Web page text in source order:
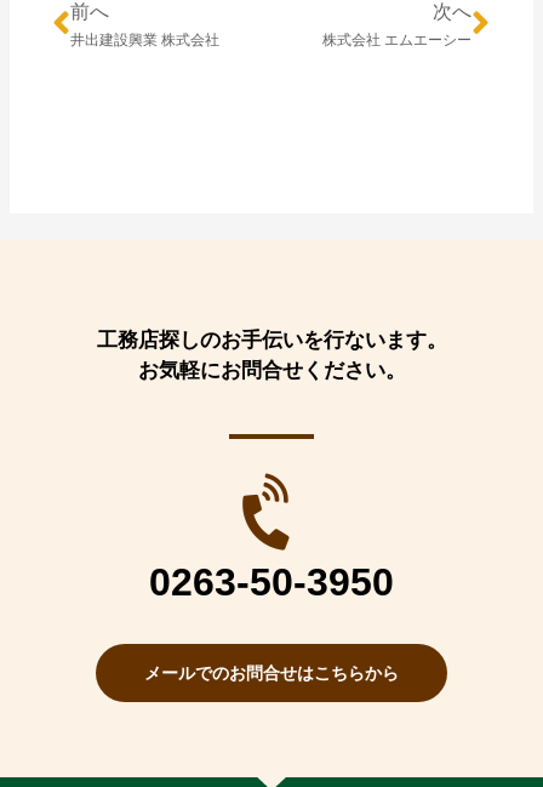
前へ
井出建設興業 株式会社
次へ
株式会社 エムエーシー
工務店探しのお手伝いを行ないます。
お気軽にお問合せください。
0263-50-3950
メールでのお問合せはこちらから